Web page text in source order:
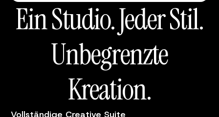
Ein Studio. Jeder Stil.
Unbegrenzte
Kreation.
Vollständige Creative Suite